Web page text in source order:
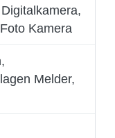
Kamera
Melder,